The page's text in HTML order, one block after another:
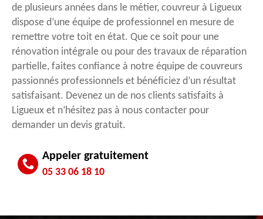
de plusieurs années dans le métier, couvreur à Ligueux
dispose d’une équipe de professionnel en mesure de
remettre votre toit en état. Que ce soit pour une
rénovation intégrale ou pour des travaux de réparation
partielle, faites confiance à notre équipe de couvreurs
passionnés professionnels et bénéficiez d’un résultat
satisfaisant. Devenez un de nos clients satisfaits à
Ligueux et n’hésitez pas à nous contacter pour
demander un devis gratuit.
Appeler gratuitement
05 33 06 18 10